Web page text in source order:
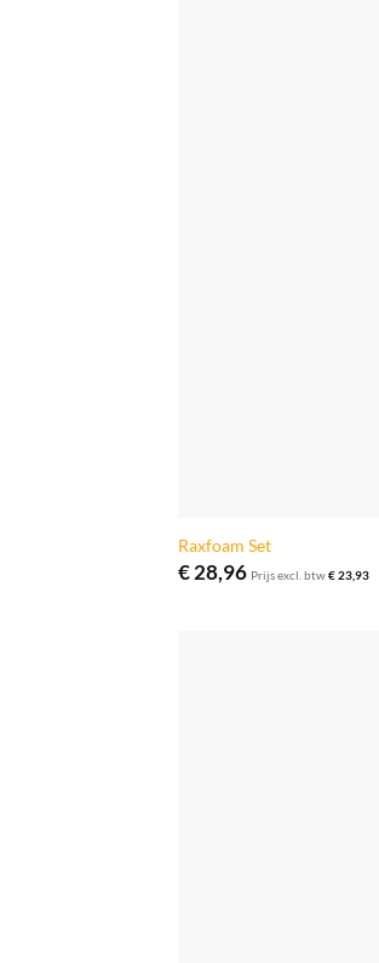
Raxfoam Set
€28,96 Prijs excl. btw€23,93